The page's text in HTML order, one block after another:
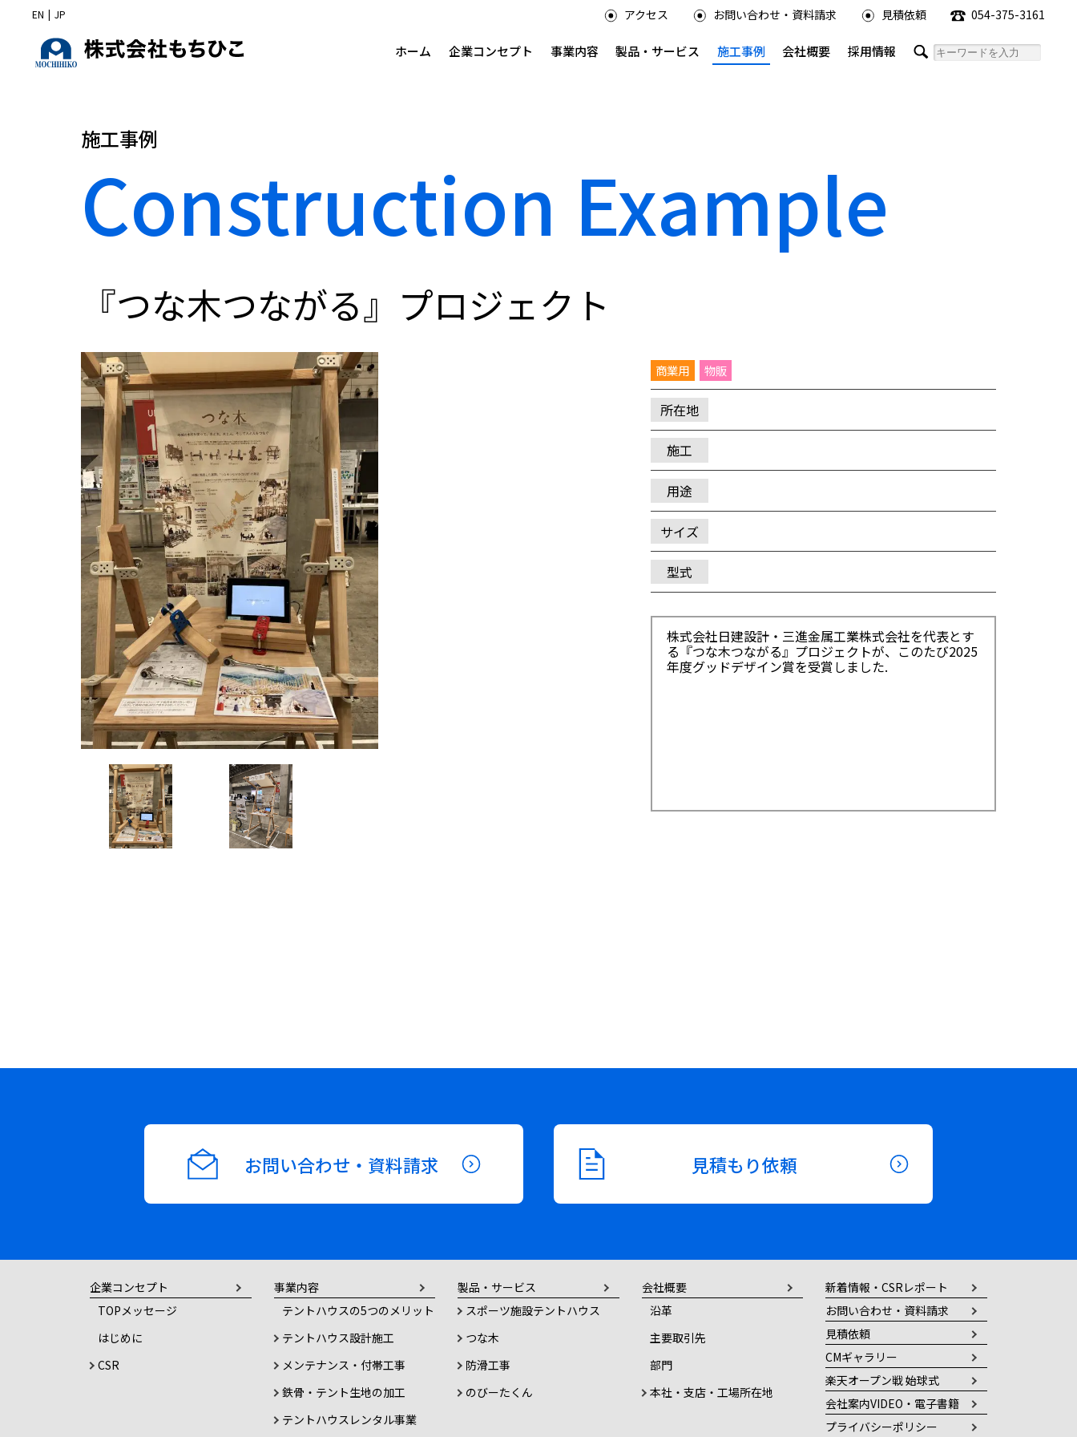
EN | JP アクセス お問い合わせ・資料請求 見積依頼 054-375-3161
ホーム 企業コンセプト 事業内容 製品・サービス 施工事例 会社概要 採用情報
施工事例
Construction Example
『つな木つながる』プロジェクト
商業用 物販
所在地
施工
用途
サイズ
型式
株式会社日建設計・三進金属工業株式会社を代表とす
る『つな木つながる』プロジェクトが、このたび2025
年度グッドデザイン賞を受賞しました.
お問い合わせ・資料請求 見積もり依頼
企業コンセプト
TOPメッセージ
はじめに
CSR
事業内容
テントハウスの5つのメリット
テントハウス設計施工
メンテナンス・付帯工事
鉄骨・テント生地の加工
テントハウスレンタル事業
製品・サービス
スポーツ施設テントハウス
つな木
防滑工事
のびーたくん
会社概要
沿革
主要取引先
部門
本社・支店・工場所在地
新着情報・CSRレポート
お問い合わせ・資料請求
見積依頼
CMギャラリー
楽天オープン戦 始球式
会社案内VIDEO・電子書籍
プライバシーポリシー